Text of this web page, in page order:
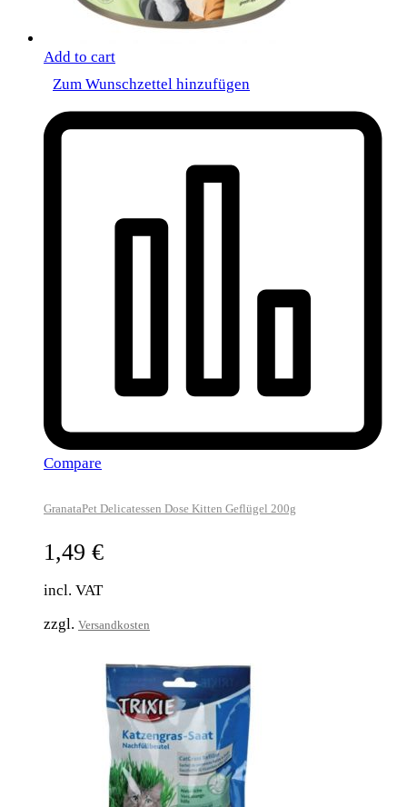
Add to cart
Zum Wunschzettel hinzufügen
Compare
GranataPet Delicatessen Dose Kitten Geflügel 200g
1,49 €
incl. VAT
zzgl. Versandkosten